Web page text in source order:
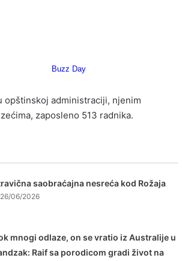
opštinskoj administraciji, njenim
zaposleno 513 radnika.
saobraćajna nesreća kod Rožaja
26/06/2026
mnogi odlaze, on se vratio iz Australije u
Raif sa porodicom gradi život na